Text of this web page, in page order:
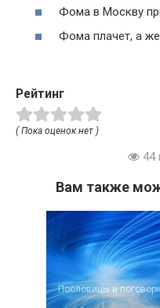
Фома в Москву
Фома плачет, а
Рейтинг
( Пока оценок нет )
44
Вам также
Пословицы и